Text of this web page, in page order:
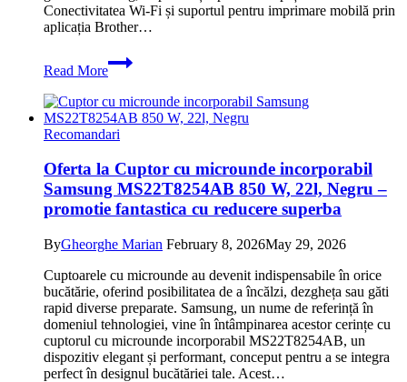
Conectivitatea Wi-Fi și suportul pentru imprimare mobilă prin
aplicația Brother…
Read More
Oferta
la
Brother
DCP-
1622WE
Monocrom
A4
Wireless
Negru
intr-
o
promotie
superba
Recomandari
Oferta la Cuptor cu microunde incorporabil
Samsung MS22T8254AB 850 W, 22l, Negru –
promotie fantastica cu reducere superba
ByGheorghe Marian February 8, 2026May 29, 2026
Cuptoarele cu microunde au devenit indispensabile în orice
bucătărie, oferind posibilitatea de a încălzi, dezgheța sau găti
rapid diverse preparate. Samsung, un nume de referință în
domeniul tehnologiei, vine în întâmpinarea acestor cerințe cu
cuptorul cu microunde incorporabil MS22T8254AB, un
dispozitiv elegant și performant, conceput pentru a se integra
perfect în designul bucătăriei tale. Acest…